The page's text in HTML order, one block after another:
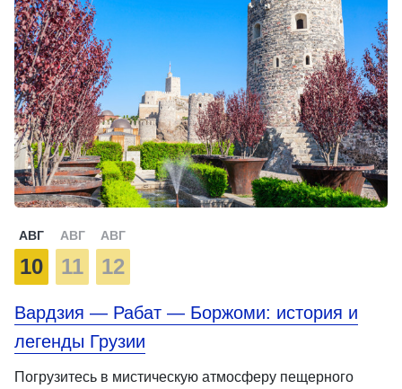
АВГ
10
АВГ
11
АВГ
12
Вардзия — Рабат — Боржоми: история и
легенды Грузии
Погрузитесь в мистическую атмосферу пещерного